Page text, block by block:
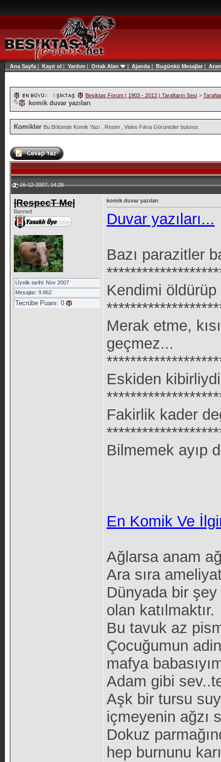
Ana Sayfa | Kayıt ol | Yardım | Ortak Alan | Ajanda | Bugünkü Mesajlar|
Beşiktaş Forum ( 1903 - 2013 ) Taraftarın Sesi >
komik duvar yazıları
Komikler Bu Bölümde Komik Yazı , Resim , Video Fıkra Görüntüler bulunur.
16-12-2007, 14:28
|RespecT Me|
Banned
Üyelik tarihi: Nov 2007
Mesajlar: 9.862
Tecrübe Puanı: 0
komik duvar yazıları
Duvar yazıları...
Bazı parazitler
Kendimi
Merak etme,
geçmez...
Eskiden
Fakirlik kader
Bilmemek ayıp
En Komik Ve
Ağlarsa anam
Ara sıra
Dünyada bir
olan katılmaktır.
Bu tavuk az
Çocuğumun
mafya
Adam gibi
Aşk bir tursu
içmeyenin ağzı
Dokuz
hep burnunu